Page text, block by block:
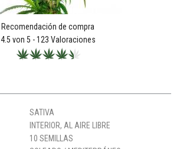
Recomendación de compra
4.5 von 5 -123 Valoraciones
SATIVA
INTERIOR, AL AIRE LIBRE
10 SEMILLAS